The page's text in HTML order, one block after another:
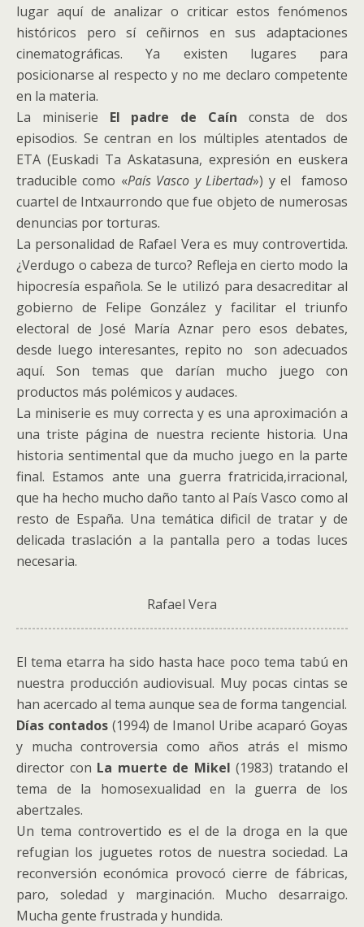
lugar aquí de analizar o criticar estos fenómenos
históricos pero sí ceñirnos en sus adaptaciones
cinematográficas. Ya existen lugares para
posicionarse al respecto y no me declaro competente
en la materia.
La miniserie El padre de Caín consta de dos
episodios. Se centran en los múltiples atentados de
ETA (Euskadi Ta Askatasuna, expresión en euskera
traducible como «País Vasco y Libertad») y el famoso
cuartel de Intxaurrondo que fue objeto de numerosas
denuncias por torturas.
La personalidad de Rafael Vera es muy controvertida.
¿Verdugo o cabeza de turco? Refleja en cierto modo la
hipocresía española. Se le utilizó para desacreditar al
gobierno de Felipe González y facilitar el triunfo
electoral de José María Aznar pero esos debates,
desde luego interesantes, repito no son adecuados
aquí. Son temas que darían mucho juego con
productos más polémicos y audaces.
La miniserie es muy correcta y es una aproximación a
una triste página de nuestra reciente historia. Una
historia sentimental que da mucho juego en la parte
final. Estamos ante una guerra fratricida,irracional,
que ha hecho mucho daño tanto al País Vasco como al
resto de España. Una temática dificil de tratar y de
delicada traslación a la pantalla pero a todas luces
necesaria.
Rafael Vera
El tema etarra ha sido hasta hace poco tema tabú en
nuestra producción audiovisual. Muy pocas cintas se
han acercado al tema aunque sea de forma tangencial.
Días contados (1994) de Imanol Uribe acaparó Goyas
y mucha controversia como años atrás el mismo
director con La muerte de Mikel (1983) tratando el
tema de la homosexualidad en la guerra de los
abertzales.
Un tema controvertido es el de la droga en la que
refugian los juguetes rotos de nuestra sociedad. La
reconversión económica provocó cierre de fábricas,
paro, soledad y marginación. Mucho desarraigo.
Mucha gente frustrada y hundida.